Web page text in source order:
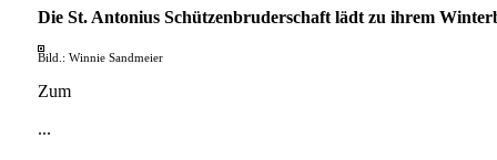
Die St. Antonius Schützenbruderschaft lädt zu ihrem
Bild.: Winnie Sandmeier
Zum
...